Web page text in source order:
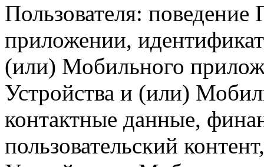
Пользователя:
приложении,
(или) Мобильного
Устройства и (или)
контактные данные,
пользовательский